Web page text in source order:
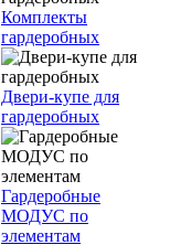
Комплекты
гардеробных
Двери-купе для
гардеробных
Гардеробные
МОДУС по
элементам